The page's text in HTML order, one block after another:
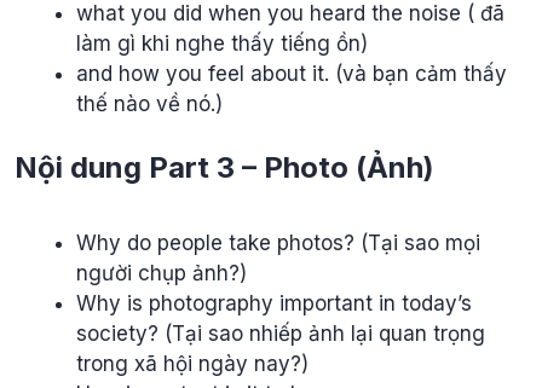
what you did when you heard the noise ( đã
làm gì khi nghe thấy tiếng ồn)
and how you feel about it. (và bạn cảm thấy
thế nào về nó.)
Nội dung Part 3 – Photo (Ảnh)
Why do people take photos? (Tại sao mọi
người chụp ảnh?)
Why is photography important in today’s
society? (Tại sao nhiếp ảnh lại quan trọng
trong xã hội ngày nay?)